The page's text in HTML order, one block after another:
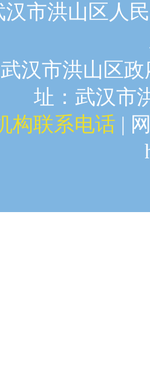
汉市洪山区人
汉市洪山区
址：武汉市
构联系电话 |